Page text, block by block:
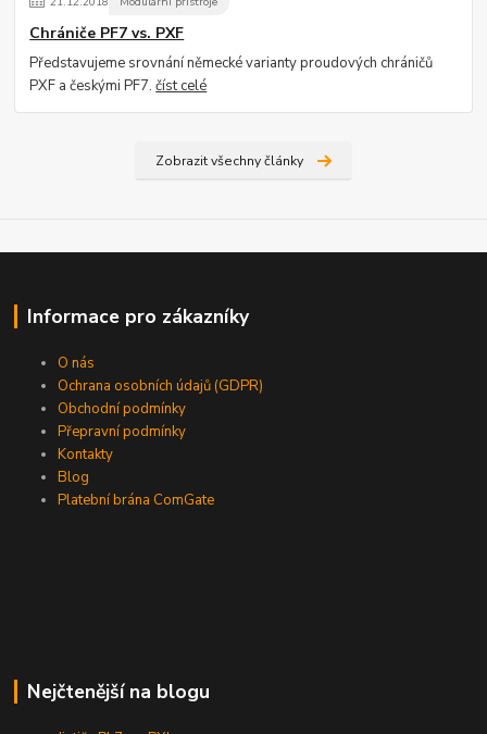
Chrániče PF7 vs. PXF
Představujeme srovnání německé varianty proudových chráničů
PXF a českými PF7.číst celé
Zobrazit všechny články
Informace pro zákazníky
O nás
Ochrana osobních údajů (GDPR)
Obchodní podmínky
Přepravní podmínky
Kontakty
Blog
Platební brána ComGate
Nejčtenější na blogu